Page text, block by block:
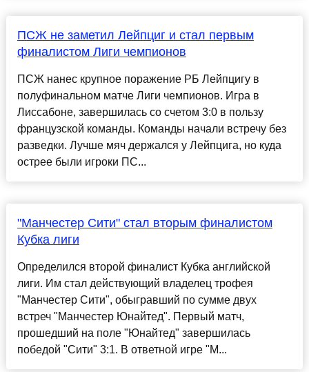
ПСЖ не заметил Лейпциг и стал первым
финалистом Лиги чемпионов
ПСЖ нанес крупное поражение РБ Лейпцигу в
полуфинальном матче Лиги чемпионов. Игра в
Лиссабоне, завершилась со счетом 3:0 в пользу
французской команды. Команды начали встречу без
разведки. Лучше мяч держался у Лейпцига, но куда
острее были игроки ПС...
"Манчестер Сити" стал вторым финалистом
Кубка лиги
Определился второй финалист Кубка английской
лиги. Им стал действующий владелец трофея
"Манчестер Сити", обыгравший по сумме двух
встреч "Манчестер Юнайтед". Первый матч,
прошедший на поле "Юнайтед" завершилась
победой "Сити" 3:1. В ответной игре "М...